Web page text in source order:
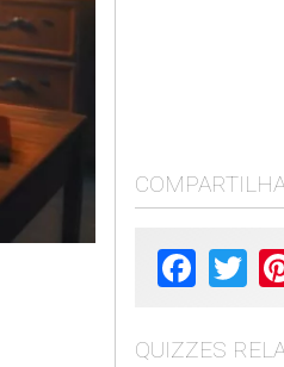
Facebook
QUIZZES